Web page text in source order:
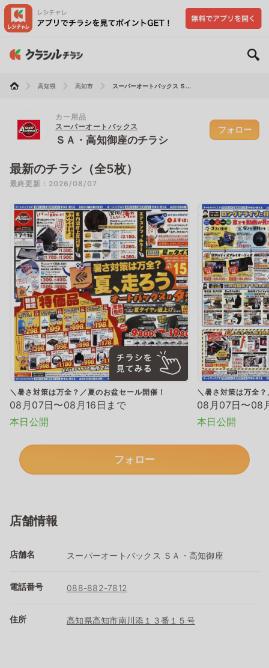
高知県 高知市 スーパーオートバックス Ｓ...
カー用品
スーパーオートバックス
ＳＡ・高知御座のチラシ
フォロー
最新のチラシ（全5枚）
最終更新：2026/08/07
＼暑さ対策は万全？／夏のお盆セール開催！
08月07日〜08月16日まで
本日公開
＼暑さ対策は万全
08月07日〜08
本日公開
フォロー
店舗情報
店舗名 スーパーオートバックス ＳＡ・高知御座
電話番号 088-882-7812
住所 高知県高知市南川添１３番１５号